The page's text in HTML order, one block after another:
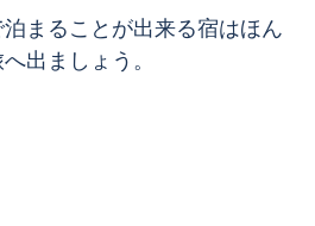
まることが出来る宿はほん
出ましょう。